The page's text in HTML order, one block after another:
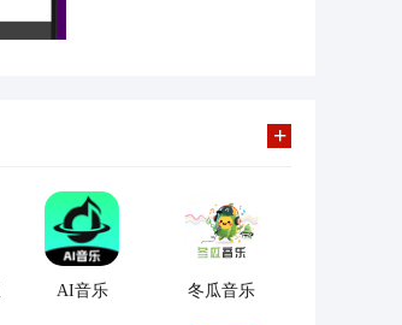
+
AI音乐 冬瓜音乐